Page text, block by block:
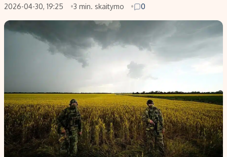
Investavimas
Infliacija
Migracija
Nedarbo išmokos skaičiuoklė
Indėliai
Indėlių skaičiuoklė
Būsto finansai
Įdomios naujienos
Redakcija
2026-04-30, 19:25
3 min. skaitymo 0